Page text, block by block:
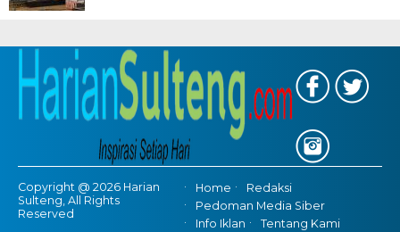
Copyright @ 2026 Harian
Sulteng, All Rights
Reserved
Home
Redaksi
Pedoman Media Siber
Info Iklan
Tentang Kami